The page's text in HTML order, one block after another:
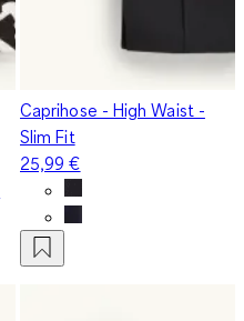
Caprihose - High Waist -
Slim Fit
25,99 €